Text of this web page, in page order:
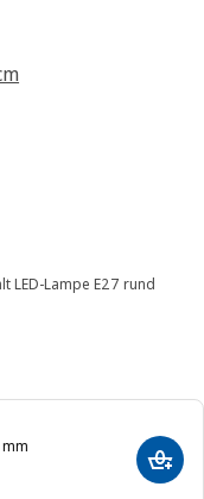
Anzahl der
LED-Lampe E27 rund
In